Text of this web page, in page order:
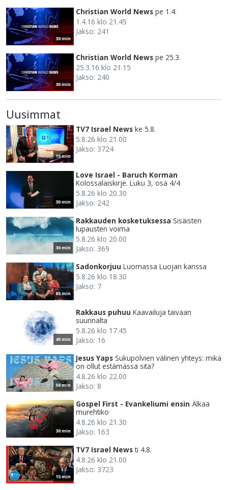
30 min
Christian World News pe 1.4.
1.4.16 klo 21.45
Jakso: 241
30 min
Christian World News pe 25.3.
25.3.16 klo 21.15
Jakso: 240
Uusimmat
15 min
TV7 Israel News ke 5.8.
5.8.26 klo 21.00
Jakso: 3724
30 min
Love Israel - Baruch Korman
Kolossalaiskirje. Luku 3, osa 4/4
5.8.26 klo 20.30
Jakso: 242
30 min
Rakkauden kosketuksessa Sisäisten
lupausten voima
5.8.26 klo 20.00
Jakso: 369
85 min
Sadonkorjuu Luomassa Luojan kanssa
5.8.26 klo 18.30
Jakso: 7
45 min
Rakkaus puhuu Kaavailuja taivaan
suunnalta
5.8.26 klo 17.45
Jakso: 16
50 min
Jesus Yaps Sukupolvien välinen yhteys: mikä
on ollut estämässä sitä?
4.8.26 klo 22.00
Jakso: 8
30 min
Gospel First - Evankeliumi ensin Älkää
murehtiko
4.8.26 klo 21.30
Jakso: 163
15 min
TV7 Israel News ti 4.8.
4.8.26 klo 21.00
Jakso: 3723